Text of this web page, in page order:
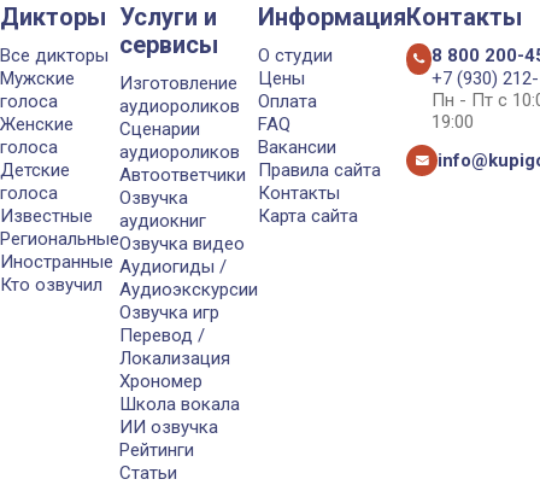
Дикторы
Все дикторы
Мужские
голоса
Женские
голоса
Детские
голоса
Известные
Региональные
Иностранные
Кто озвучил
Услуги и
сервисы
Изготовление
аудиороликов
Сценарии
аудиороликов
Автоответчики
Озвучка
аудиокниг
Озвучка видео
Аудиогиды /
Аудиоэкскурсии
Озвучка игр
Перевод /
Локализация
Хрономер
Школа вокала
ИИ озвучка
Рейтинги
Статьи
Информация
О студии
Цены
Оплата
FAQ
Вакансии
Правила сайта
Контакты
Карта сайта
Контакты
8 800 200-
+7 (930)
Пн - Пт с
19:00